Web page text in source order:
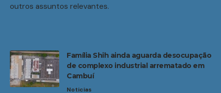
outros assuntos relevantes.
Família Shih ainda aguarda desocupação
de complexo industrial arrematado em
Cambuí
Noticias